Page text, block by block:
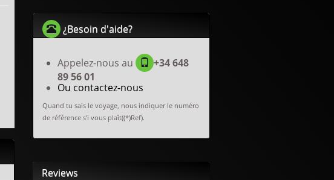
¿Besoin d'aide?
Appelez-nous au
+34 648
89 56 01
Ou contactez-nous
Quand tu sais le voyage, nous indiquer le numéro
de référence s'i vous plaît((*)Ref).
Reviews